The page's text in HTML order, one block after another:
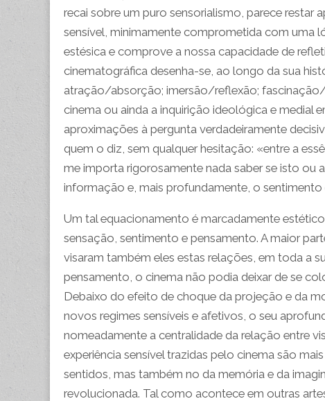
recai sobre um puro sensorialismo, parece restar
sensível, minimamente comprometida com uma
estésica e comprove a nossa capacidade de
cinematográfica desenha-se, ao longo da sua
atração/absorção; imersão/reflexão;
cinema ou ainda a inquirição ideológica e
aproximações à pergunta verdadeiramente
quem o diz, sem qualquer hesitação: «entre a
me importa rigorosamente nada saber se isto ou
informação e, mais profundamente, o
Um tal equacionamento é marcadamente
sensação, sentimento e pensamento. A maior
visaram também eles estas relações, em toda a
pensamento, o cinema não podia deixar de se
Debaixo do efeito de choque da projeção e da
novos regimes sensíveis e afetivos, o seu
nomeadamente a centralidade da relação entre
experiência sensível trazidas pelo cinema são
sentidos, mas também no da memória e da
revolucionada. Tal como acontece em outras